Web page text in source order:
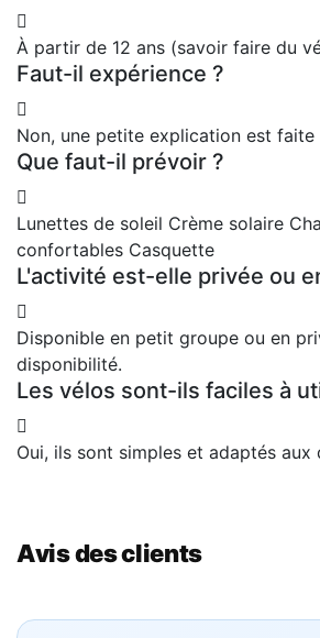
À partir de 12 ans (savoir faire du
Faut-il expérience ?
Non, une petite explication est
Que faut-il prévoir ?
Lunettes de soleil Crème solaire
confortables Casquette
L'activité est-elle privée ou
Disponible en petit groupe ou en
disponibilité.
Les vélos sont-ils faciles à
Oui, ils sont simples et adaptés aux
Avis des clients